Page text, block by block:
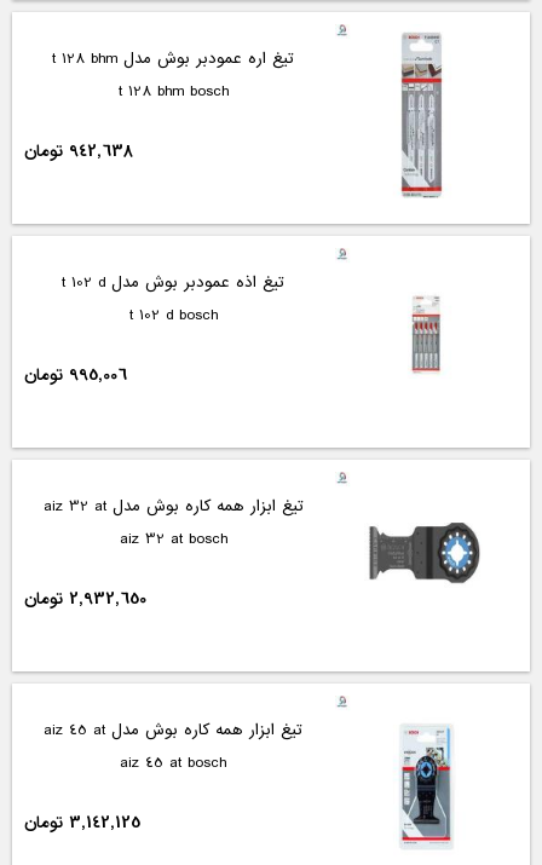
تیغ اره عمودبر بوش مدل t 128 bhm
t 128 bhm bosch
942,638 تومان
تیغ اذه عمودبر بوش مدل t 102 d
t 102 d bosch
995,006 تومان
تیغ ابزار همه کاره بوش مدل aiz 32 at
aiz 32 at bosch
2,932,650 تومان
تیغ ابزار همه کاره بوش مدل aiz 45 at
aiz 45 at bosch
3,142,125 تومان